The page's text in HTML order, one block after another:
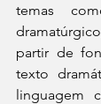
temas
partir de
texto
linguagem